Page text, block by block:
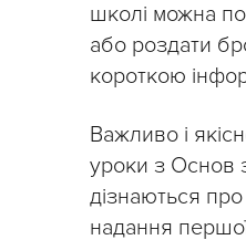
школі можна
або роздати
короткою
Важливо і
уроки з Основ
дізнаються
надання